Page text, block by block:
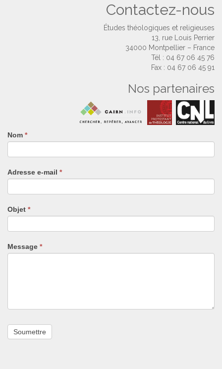
Contactez-nous
Études théologiques et religieuses
13, rue Louis Perrier
34000 Montpellier – France
Tél : 04 67 06 45 76
Fax : 04 67 06 45 91
Nos partenaires
Nom *
Adresse e-mail *
Objet *
Message *
Si
vous
êtes
humain,
remplissez
ce